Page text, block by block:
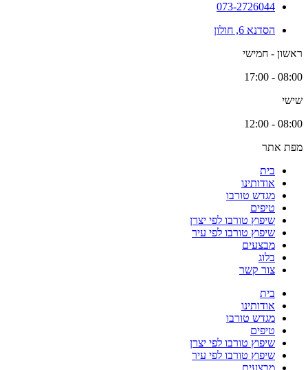
073-2726044
הסדנא 6, חולון
ראשון - חמישי
08:00 - 17:00
שישי
08:00 - 12:00
מפת אתר
בית
אודותינו
מגדש טורבו
טיפים
שיפוץ טורבו לפי יצרן
שיפוץ טורבו לפי עיר
מבצעים
בלוג
צור קשר
בית
אודותינו
מגדש טורבו
טיפים
שיפוץ טורבו לפי יצרן
שיפוץ טורבו לפי עיר